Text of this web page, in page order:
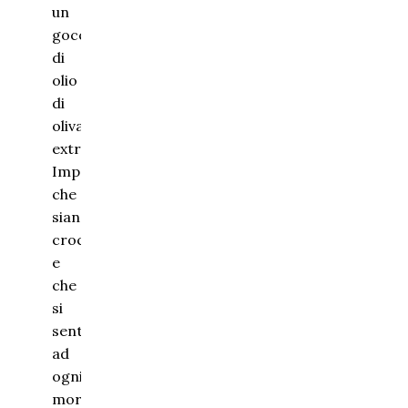
un
goccio
di
olio
di
oliva
extravergine.
Importante
che
siano
croccanti
e
che
si
senta
ad
ogni
morso